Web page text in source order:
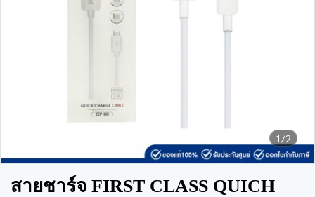
1/2
สายชาร์จ FIRST CLASS QUICH